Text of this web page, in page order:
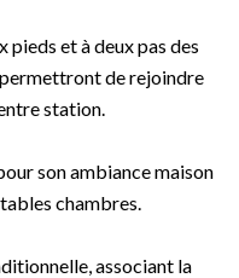
pieds et à deux pas des
de rejoindre
station.
son ambiance maison
chambres.
associant la